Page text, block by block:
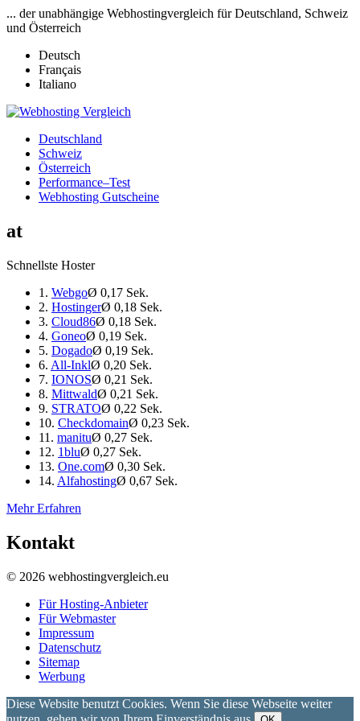
... der unabhängige Webhostingvergleich für Deutschland, Schweiz
und Österreich
Deutsch
Français
Italiano
Deutschland
Schweiz
Österreich
Performance–Test
Webhosting Gutscheine
at
Schnellste Hoster
1. WebgoØ 0,17 Sek.
2. HostingerØ 0,18 Sek.
3. Cloud86Ø 0,18 Sek.
4. GoneoØ 0,19 Sek.
5. DogadoØ 0,19 Sek.
6. All-InklØ 0,20 Sek.
7. IONOSØ 0,21 Sek.
8. MittwaldØ 0,21 Sek.
9. STRATOØ 0,22 Sek.
10. CheckdomainØ 0,23 Sek.
11. manituØ 0,27 Sek.
12. 1bluØ 0,27 Sek.
13. One.comØ 0,30 Sek.
14. AlfahostingØ 0,67 Sek.
Mehr Erfahren
Kontakt
© 2026 webhostingvergleich.eu
Für Hosting-Anbieter
Für Webmaster
Impressum
Datenschutz
Sitemap
Werbung
Diese Website benutzt Cookies. Wenn Sie diese Webseite weiter